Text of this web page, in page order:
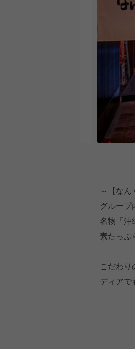
～【な
グループ
名物「
素たっぷ
こだわ
ディアで